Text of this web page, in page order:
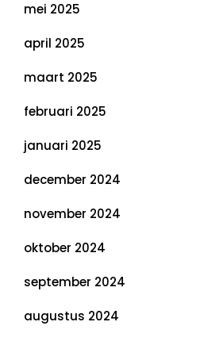
mei 2025
april 2025
maart 2025
februari 2025
januari 2025
december 2024
november 2024
oktober 2024
september 2024
augustus 2024